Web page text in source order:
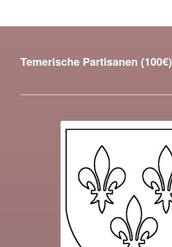
Temerische Partisanen (100€)